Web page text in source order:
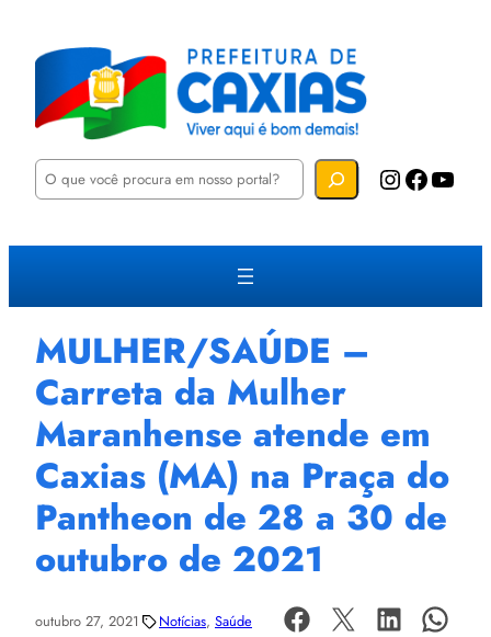
P
u
a
Instagram Facebook YouTube
MULHER/SAÚDE –
Carreta da Mulher
Maranhense atende em
Caxias (MA) na Praça do
Pantheon de 28 a 30 de
outubro de 2021
outubro 27, 2021 Notícias, Saúde